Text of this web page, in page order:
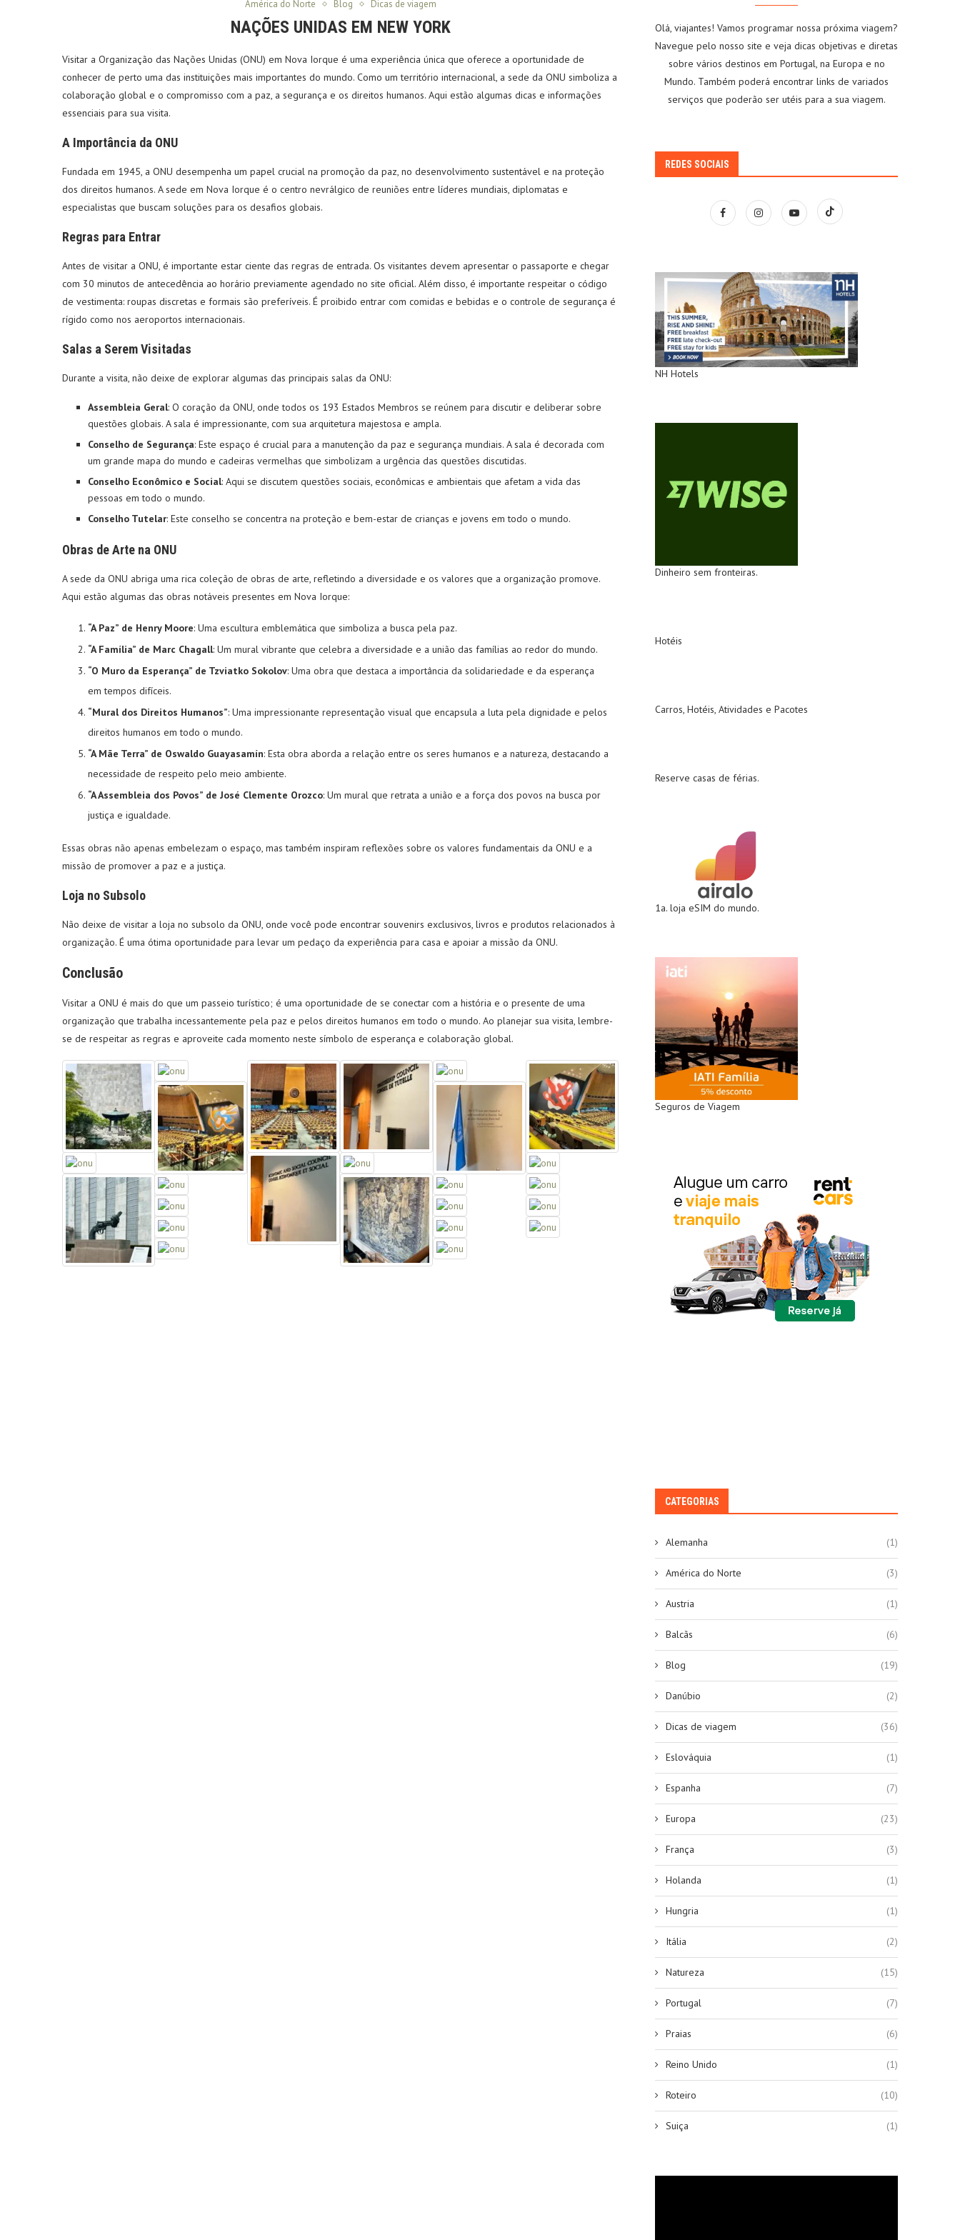
América do Norte Blog Dicas de viagem
NAÇÕES UNIDAS EM NEW YORK
Visitar a Organização das Nações Unidas (ONU) em Nova Iorque é uma experiência única que oferece a oportunidade de
conhecer de perto uma das instituições mais importantes do mundo. Como um território internacional, a sede da ONU simboliza a
colaboração global e o compromisso com a paz, a segurança e os direitos humanos. Aqui estão algumas dicas e informações
essenciais para sua visita.
A Importância da ONU
Fundada em 1945, a ONU desempenha um papel crucial na promoção da paz, no desenvolvimento sustentável e na proteção
dos direitos humanos. A sede em Nova Iorque é o centro nevrálgico de reuniões entre líderes mundiais, diplomatas e
especialistas que buscam soluções para os desafios globais.
Regras para Entrar
Antes de visitar a ONU, é importante estar ciente das regras de entrada. Os visitantes devem apresentar o passaporte e chegar
com 30 minutos de antecedência ao horário previamente agendado no site oficial. Além disso, é importante respeitar o código
de vestimenta: roupas discretas e formais são preferíveis. É proibido entrar com comidas e bebidas e o controle de segurança é
rígido como nos aeroportos internacionais.
Salas a Serem Visitadas
Durante a visita, não deixe de explorar algumas das principais salas da ONU:
Assembleia Geral: O coração da ONU, onde todos os 193 Estados Membros se reúnem para discutir e deliberar sobre
questões globais. A sala é impressionante, com sua arquitetura majestosa e ampla.
Conselho de Segurança: Este espaço é crucial para a manutenção da paz e segurança mundiais. A sala é decorada com
um grande mapa do mundo e cadeiras vermelhas que simbolizam a urgência das questões discutidas.
Conselho Econômico e Social: Aqui se discutem questões sociais, econômicas e ambientais que afetam a vida das
pessoas em todo o mundo.
Conselho Tutelar: Este conselho se concentra na proteção e bem-estar de crianças e jovens em todo o mundo.
Obras de Arte na ONU
A sede da ONU abriga uma rica coleção de obras de arte, refletindo a diversidade e os valores que a organização promove.
Aqui estão algumas das obras notáveis presentes em Nova Iorque:
“A Paz” de Henry Moore: Uma escultura emblemática que simboliza a busca pela paz.
“A Família” de Marc Chagall: Um mural vibrante que celebra a diversidade e a união das famílias ao redor do mundo.
“O Muro da Esperança” de Tzviatko Sokolov: Uma obra que destaca a importância da solidariedade e da esperança
em tempos difíceis.
“Mural dos Direitos Humanos”: Uma impressionante representação visual que encapsula a luta pela dignidade e pelos
direitos humanos em todo o mundo.
“A Mãe Terra” de Oswaldo Guayasamín: Esta obra aborda a relação entre os seres humanos e a natureza, destacando a
necessidade de respeito pelo meio ambiente.
“A Assembleia dos Povos” de José Clemente Orozco: Um mural que retrata a união e a força dos povos na busca por
justiça e igualdade.
Essas obras não apenas embelezam o espaço, mas também inspiram reflexões sobre os valores fundamentais da ONU e a
missão de promover a paz e a justiça.
Loja no Subsolo
Não deixe de visitar a loja no subsolo da ONU, onde você pode encontrar souvenirs exclusivos, livros e produtos relacionados à
organização. É uma ótima oportunidade para levar um pedaço da experiência para casa e apoiar a missão da ONU.
Conclusão
Visitar a ONU é mais do que um passeio turístico; é uma oportunidade de se conectar com a história e o presente de uma
organização que trabalha incessantemente pela paz e pelos direitos humanos em todo o mundo. Ao planejar sua visita, lembre-
se de respeitar as regras e aproveite cada momento neste símbolo de esperança e colaboração global.
Olá, viajantes! Vamos programar nossa próxima viagem?
Navegue pelo nosso site e veja dicas objetivas e diretas
sobre vários destinos em Portugal, na Europa e no
Mundo. Também poderá encontrar links de variados
serviços que poderão ser utéis para a sua viagem.
REDES SOCIAIS
NH Hotels
Dinheiro sem fronteiras.
Hotéis
Carros, Hotéis, Atividades e Pacotes
Reserve casas de férias.
1a. loja eSIM do mundo.
Seguros de Viagem
CATEGORIAS
Alemanha (1)
América do Norte (3)
Austria (1)
Balcãs (6)
Blog (19)
Danúbio (2)
Dicas de viagem (36)
Eslováquia (1)
Espanha (7)
Europa (23)
França (3)
Holanda (1)
Hungria (1)
Itália (2)
Natureza (15)
Portugal (7)
Praias (6)
Reino Unido (1)
Roteiro (10)
Suiça (1)